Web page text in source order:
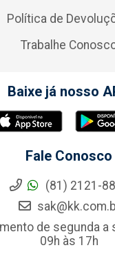
Política de
Trabalhe
Baixe já nosso
Fale Conosco
(81) 2121-
de segunda a
09h às 17h